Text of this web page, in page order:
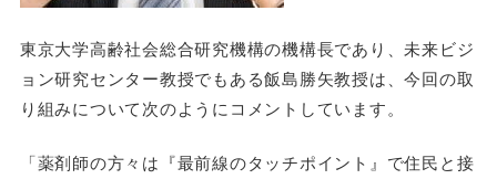
東京大学高齢社会総合研究機構の機構長であり、未来ビジ
ョン研究センター教授でもある飯島勝矢教授は、今回の取
り組みについて次のようにコメントしています。
「薬剤師の方々は『最前線のタッチポイント』で住民と接